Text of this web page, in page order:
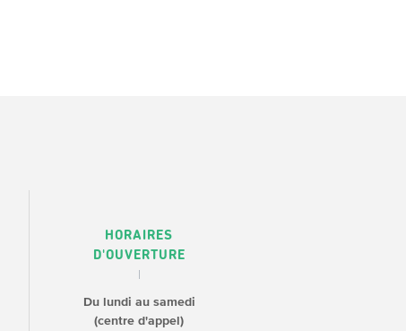
HORAIRES
D'OUVERTURE
Du lundi au samedi
(centre d'appel)